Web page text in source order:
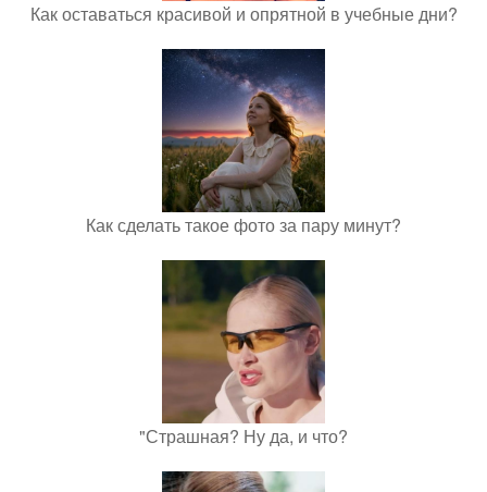
Как оставаться красивой и опрятной в учебные дни?
Как сделать такое фото за пару минут?
"Страшная? Ну да, и что?